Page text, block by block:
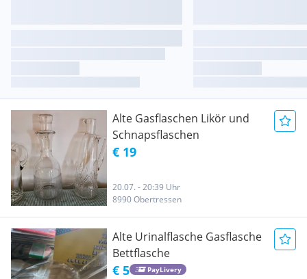
Alte Gasflaschen Likör und
Schnapsflaschen
€ 19
20.07. - 20:39 Uhr
8990 Obertressen
Alte Urinalflasche Gasflasche
Bettflasche
€ 5 PayLivery